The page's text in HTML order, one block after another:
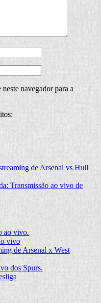
navegador para a
de Arsenal vs Hull
Transmissão ao vivo de
ao vivo.
vivo
de Arsenal x West
dos Spurs.